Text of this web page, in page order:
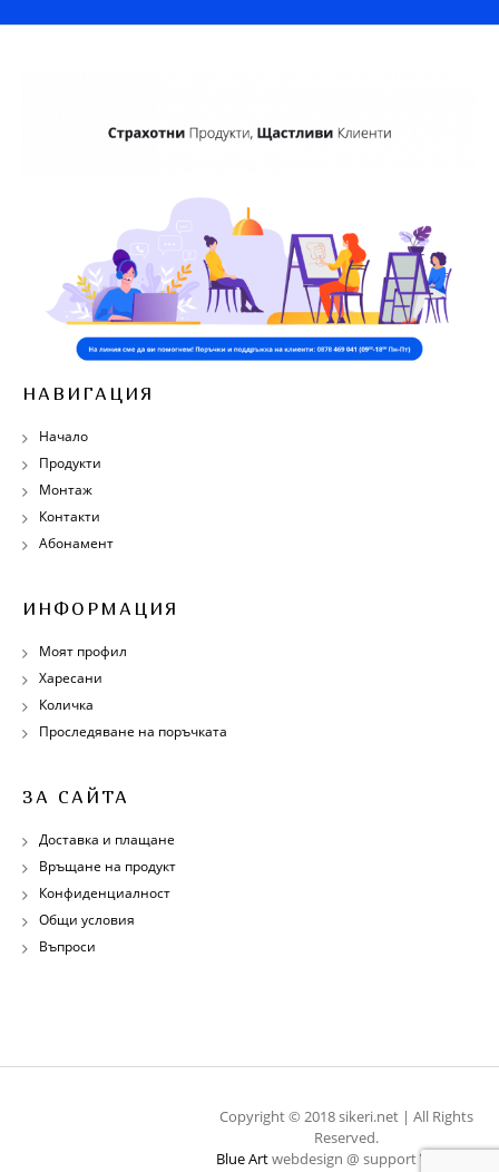
НАВИГАЦИЯ
Начало
Продукти
Монтаж
Контакти
Абонамент
ИНФОРМАЦИЯ
Моят профил
Харесани
Количка
Проследяване на поръчката
ЗА САЙТА
Доставка и плащане
Връщане на продукт
Конфиденциалност
Общи условия
Въпроси
Copyright © 2018 sikeri.net | All Rights
Reserved.
Blue Artwebdesign @ supportWebOps